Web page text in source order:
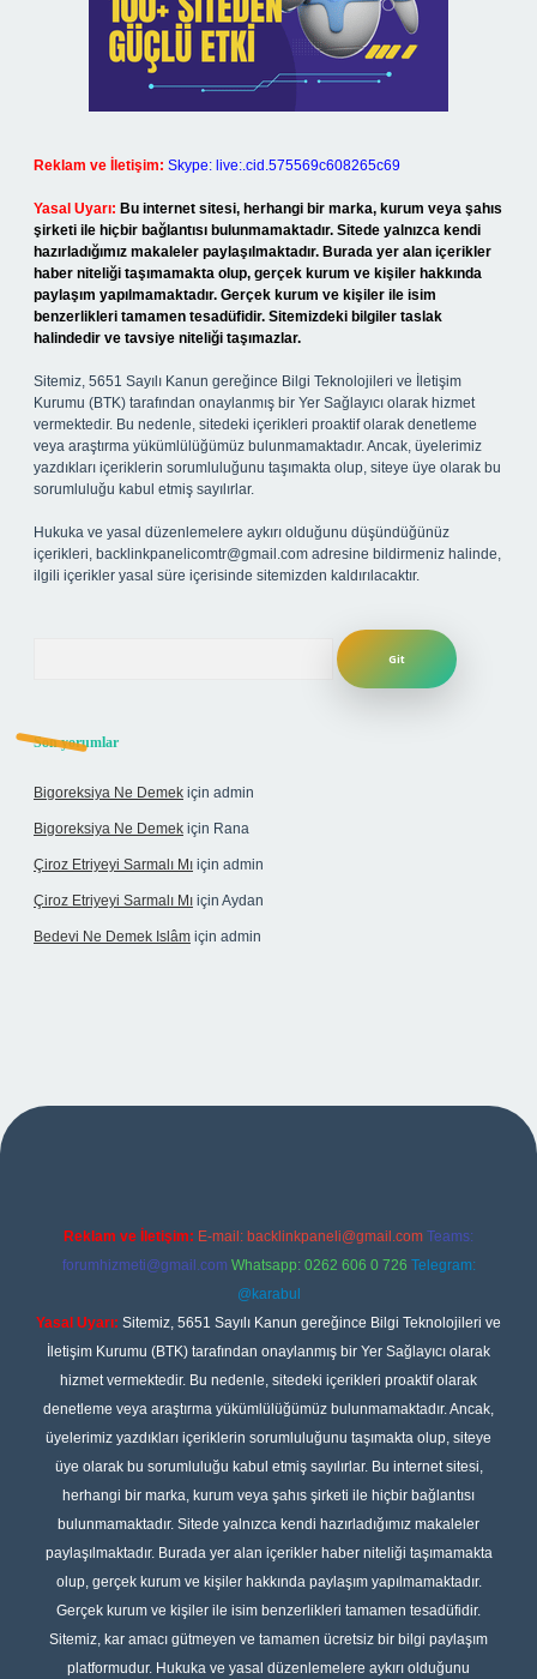
Reklam ve İletişim: Skype: live:.cid.575569c608265c69
Yasal Uyarı: Bu internet sitesi, herhangi bir marka, kurum veya şahıs
şirketi ile hiçbir bağlantısı bulunmamaktadır. Sitede yalnızca kendi
hazırladığımız makaleler paylaşılmaktadır. Burada yer alan içerikler
haber niteliği taşımamakta olup, gerçek kurum ve kişiler hakkında
paylaşım yapılmamaktadır. Gerçek kurum ve kişiler ile isim
benzerlikleri tamamen tesadüfidir. Sitemizdeki bilgiler taslak
halindedir ve tavsiye niteliği taşımazlar.
Sitemiz, 5651 Sayılı Kanun gereğince Bilgi Teknolojileri ve İletişim
Kurumu (BTK) tarafından onaylanmış bir Yer Sağlayıcı olarak hizmet
vermektedir. Bu nedenle, sitedeki içerikleri proaktif olarak denetleme
veya araştırma yükümlülüğümüz bulunmamaktadır. Ancak, üyelerimiz
yazdıkları içeriklerin sorumluluğunu taşımakta olup, siteye üye olarak bu
sorumluluğu kabul etmiş sayılırlar.
Hukuka ve yasal düzenlemelere aykırı olduğunu düşündüğünüz
içerikleri, backlinkpanelicomtr@gmail.com adresine bildirmeniz halinde,
ilgili içerikler yasal süre içerisinde sitemizden kaldırılacaktır.
Son yorumlar
Bigoreksiya Ne Demek için admin
Bigoreksiya Ne Demek için Rana
Çiroz Etriyeyi Sarmalı Mı için admin
Çiroz Etriyeyi Sarmalı Mı için Aydan
Bedevi Ne Demek Islâm için admin
Reklam ve İletişim: E-mail: backlinkpaneli@gmail.com Teams:
forumhizmeti@gmail.com Whatsapp: 0262 606 0 726 Telegram:
@karabul
Yasal Uyarı: Sitemiz, 5651 Sayılı Kanun gereğince Bilgi Teknolojileri ve
İletişim Kurumu (BTK) tarafından onaylanmış bir Yer Sağlayıcı olarak
hizmet vermektedir. Bu nedenle, sitedeki içerikleri proaktif olarak
denetleme veya araştırma yükümlülüğümüz bulunmamaktadır. Ancak,
üyelerimiz yazdıkları içeriklerin sorumluluğunu taşımakta olup, siteye
üye olarak bu sorumluluğu kabul etmiş sayılırlar. Bu internet sitesi,
herhangi bir marka, kurum veya şahıs şirketi ile hiçbir bağlantısı
bulunmamaktadır. Sitede yalnızca kendi hazırladığımız makaleler
paylaşılmaktadır. Burada yer alan içerikler haber niteliği taşımamakta
olup, gerçek kurum ve kişiler hakkında paylaşım yapılmamaktadır.
Gerçek kurum ve kişiler ile isim benzerlikleri tamamen tesadüfidir.
Sitemiz, kar amacı gütmeyen ve tamamen ücretsiz bir bilgi paylaşım
platformudur. Hukuka ve yasal düzenlemelere aykırı olduğunu